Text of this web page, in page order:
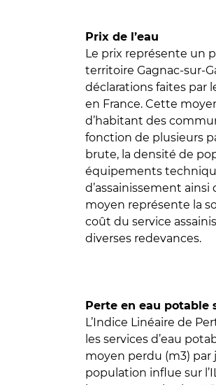
Prix de l’eau
Le prix représente un
territoire Gagnac-sur-
déclarations faites par
en France. Cette
d’habitant des
fonction de plusieurs
brute, la densité de
équipements
d’assainissement
moyen représente la
coût du service
diverses redevances.
Perte en eau potable
L’Indice Linéaire de
les services d’eau
moyen perdu (m3) par
population influe sur